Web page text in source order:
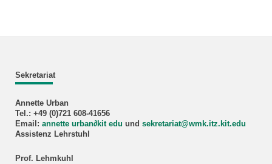
Sekretariat
Annette Urban
Tel.: +49 (0)721 608-41656
Email: annette urban∂kit edu und sekretariat@wmk.itz.kit.edu
Assistenz Lehrstuhl
Prof. Lehmkuhl